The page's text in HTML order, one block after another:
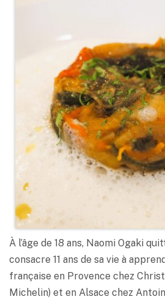
À l’âge de 18 ans, Naomi Ogaki
consacre 11 ans de sa vie à
française en Provence chez
Michelin) et en Alsace chez